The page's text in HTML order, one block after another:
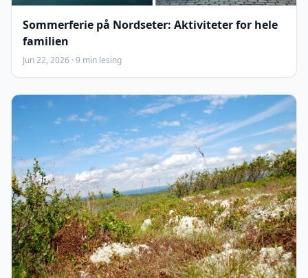
Sommerferie på Nordseter: Aktiviteter for hele
familien
Jun 22, 2026 · 9 min lesing